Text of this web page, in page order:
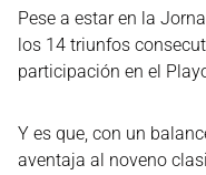
Pese a estar en la
los 14 triunfos
participación en el
Y es que, con un
aventaja al noveno